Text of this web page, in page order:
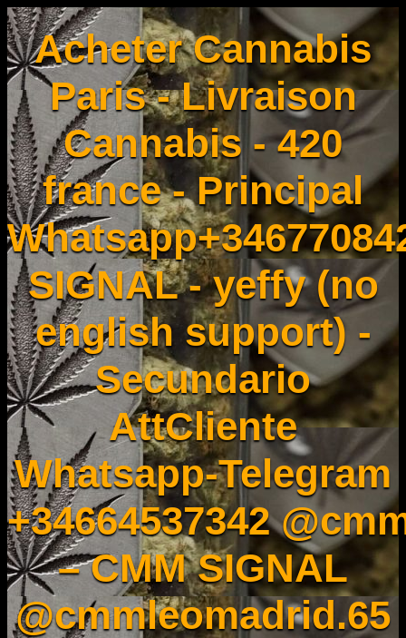
Acheter Cannabis
Paris - Livraison
Cannabis - 420
france - Principal
SIGNAL - yeffy (no
english support) -
Secundario
AttCliente
Whatsapp-Telegram
+34664537342
– CMM SIGNAL
@cmmleomadrid.65